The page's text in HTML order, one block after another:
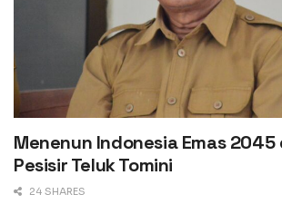
Menenun Indonesia Emas 2045
Pesisir Teluk Tomini
24 SHARES